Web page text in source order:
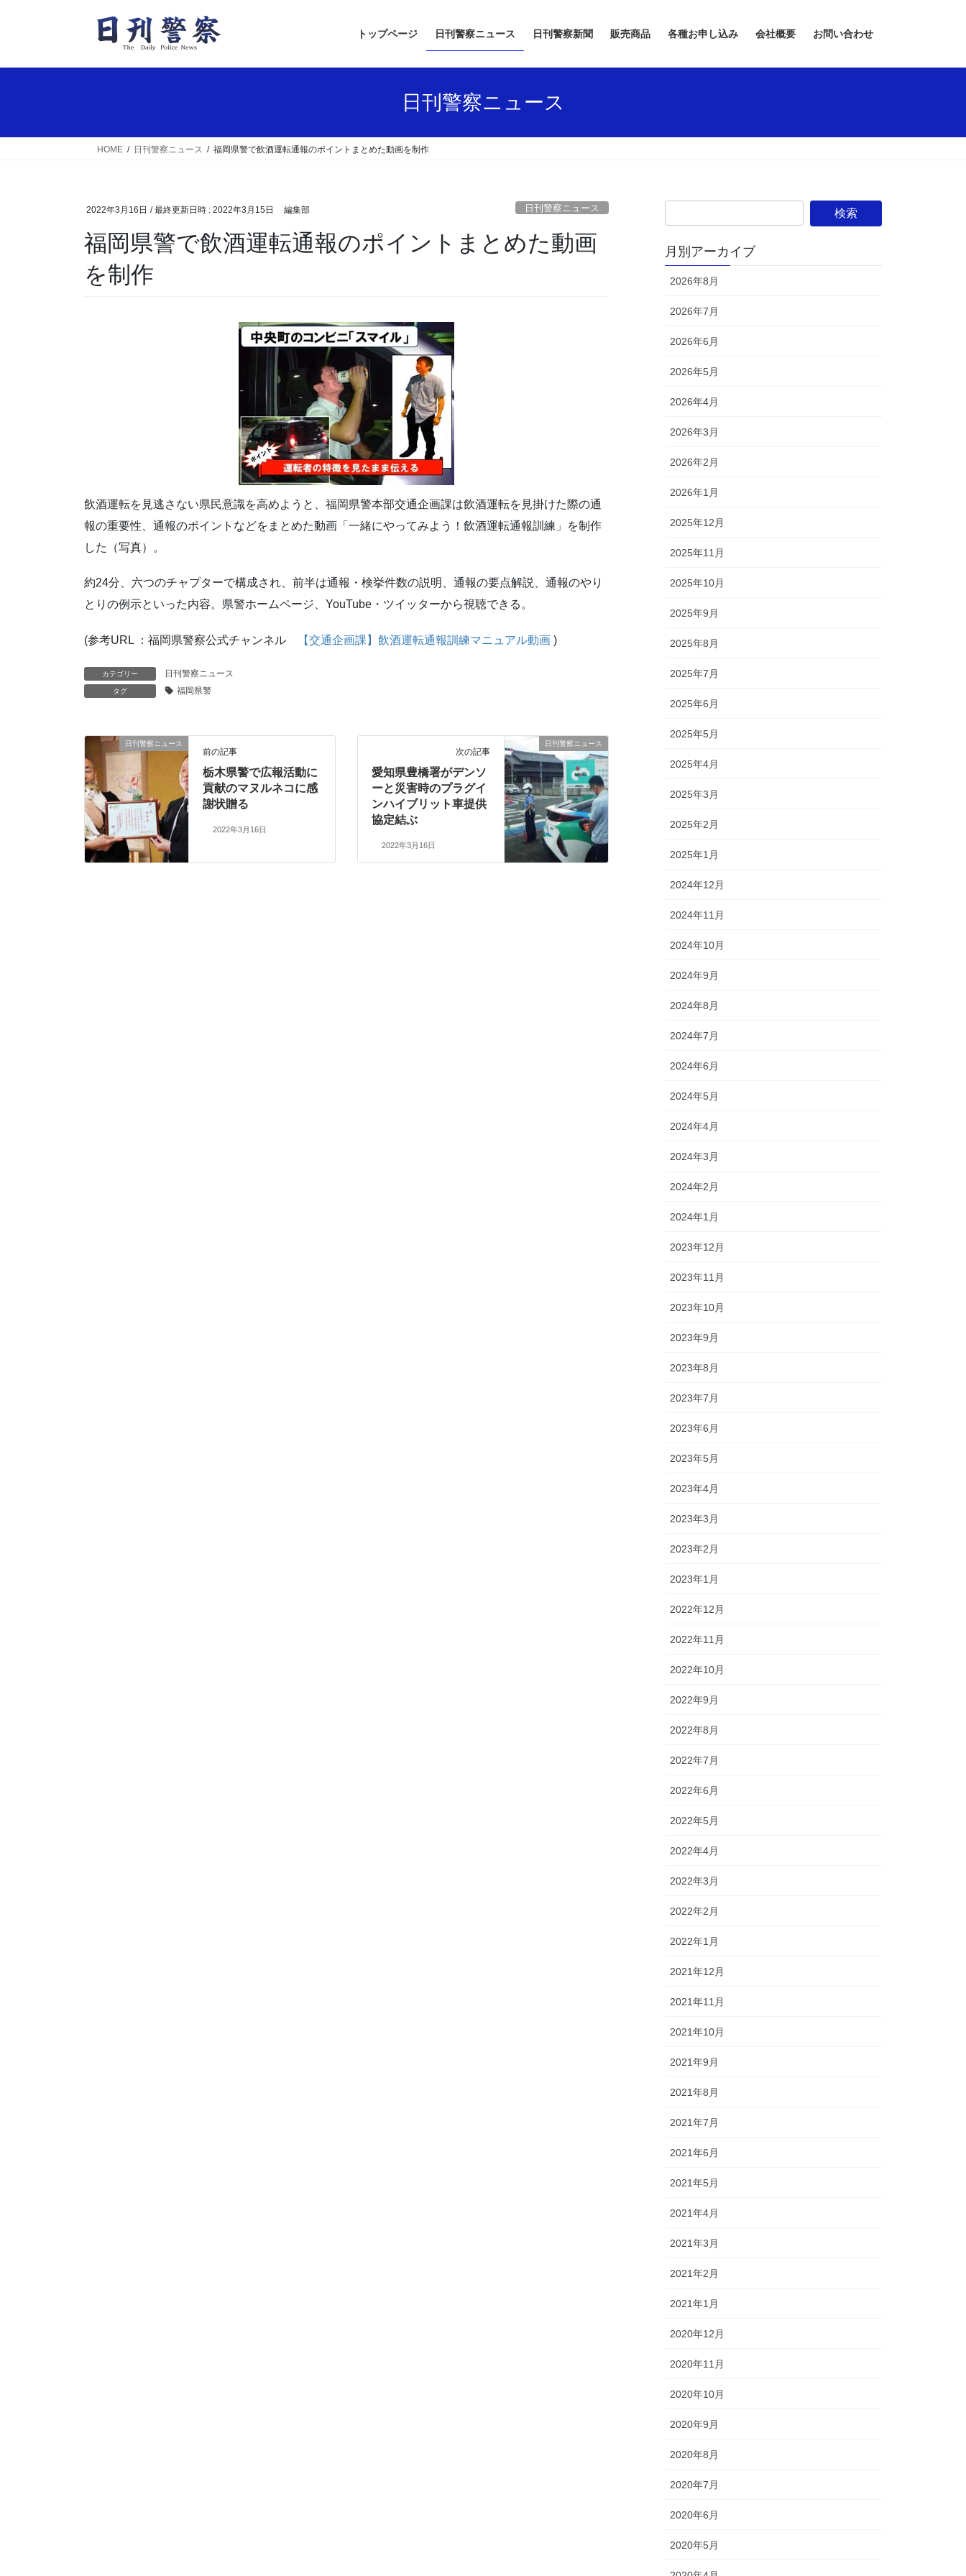
トップページ 日刊警察ニュース 日刊警察新聞 販売商品 各種お申し込み 会社概要 お問い合わせ
日刊警察ニュース
HOME 日刊警察ニュース 福岡県警で飲酒運転通報のポイントまとめた動画を制作
2022年3月16日 / 最終更新日時 : 2022年3月15日 編集部 日刊警察ニュース
福岡県警で飲酒運転通報のポイントまとめた動画
を制作
飲酒運転を見逃さない県民意識を高めようと、福岡県警本部交通企画課は飲酒運転を見掛けた際の通
報の重要性、通報のポイントなどをまとめた動画「一緒にやってみよう！飲酒運転通報訓練」を制作
した（写真）。
約24分、六つのチャプターで構成され、前半は通報・検挙件数の説明、通報の要点解説、通報のやり
とりの例示といった内容。県警ホームページ、YouTube・ツイッターから視聴できる。
(参考URL ：福岡県警察公式チャンネル 【交通企画課】飲酒運転通報訓練マニュアル動画 )
カテゴリー 日刊警察ニュース
タグ 福岡県警
日刊警察ニュース
前の記事
栃木県警で広報活動に
貢献のマヌルネコに感
謝状贈る
2022年3月16日
日刊警察ニュース
次の記事
愛知県豊橋署がデンソ
ーと災害時のプラグイ
ンハイブリット車提供
協定結ぶ
2022年3月16日
月別アーカイブ
2026年8月
2026年7月
2026年6月
2026年5月
2026年4月
2026年3月
2026年2月
2026年1月
2025年12月
2025年11月
2025年10月
2025年9月
2025年8月
2025年7月
2025年6月
2025年5月
2025年4月
2025年3月
2025年2月
2025年1月
2024年12月
2024年11月
2024年10月
2024年9月
2024年8月
2024年7月
2024年6月
2024年5月
2024年4月
2024年3月
2024年2月
2024年1月
2023年12月
2023年11月
2023年10月
2023年9月
2023年8月
2023年7月
2023年6月
2023年5月
2023年4月
2023年3月
2023年2月
2023年1月
2022年12月
2022年11月
2022年10月
2022年9月
2022年8月
2022年7月
2022年6月
2022年5月
2022年4月
2022年3月
2022年2月
2022年1月
2021年12月
2021年11月
2021年10月
2021年9月
2021年8月
2021年7月
2021年6月
2021年5月
2021年4月
2021年3月
2021年2月
2021年1月
2020年12月
2020年11月
2020年10月
2020年9月
2020年8月
2020年7月
2020年6月
2020年5月